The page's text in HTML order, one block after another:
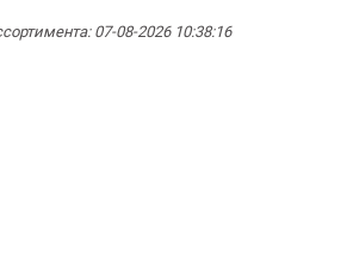
07-08-2026 10:38:16